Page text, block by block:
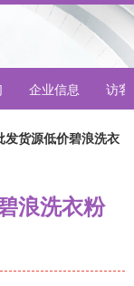
企业信息 访客
发货源低价碧浪洗衣
浪洗衣粉